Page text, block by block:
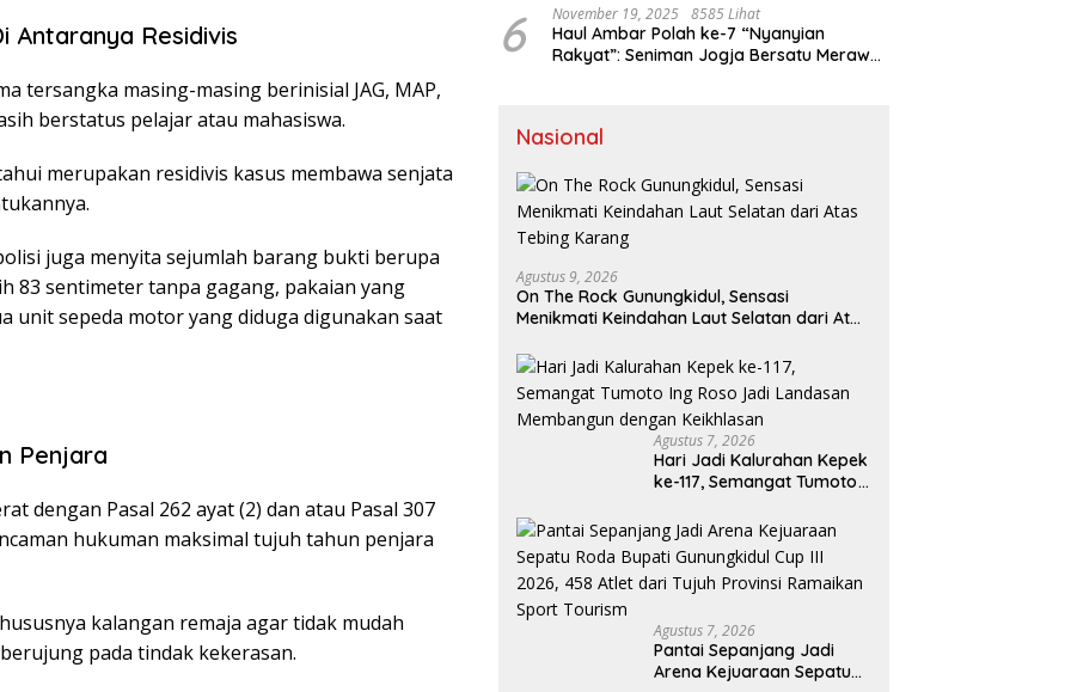
Antaranya Residivis
tersangka masing-masing berinisial JAG, MAP,
berstatus pelajar atau mahasiswa.
merupakan residivis kasus membawa senjata
juga menyita sejumlah barang bukti berupa
83 sentimeter tanpa gagang, pakaian yang
unit sepeda motor yang diduga digunakan saat
Penjara
dengan Pasal 262 ayat (2) dan atau Pasal 307
hukuman maksimal tujuh tahun penjara
kalangan remaja agar tidak mudah
pada tindak kekerasan.
6 November 19, 2025 8585 Lihat
Haul Ambar Polah ke-7 “Nyanyian
Rakyat”: Seniman Jogja Bersatu Merawat
Nasional
Agustus 9, 2026
On The Rock Gunungkidul, Sensasi
Menikmati Keindahan Laut Selatan dari Atas
Agustus 7, 2026
Hari Jadi Kalurahan Kepek
ke-117, Semangat Tumoto
Membangun dengan
Keikhlasan
Agustus 7, 2026
Pantai Sepanjang Jadi
Arena Kejuaraan Sepatu